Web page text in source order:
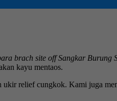
brach site off Sangkar Burung
kayu mentaos.
relief cungkok. Kami juga